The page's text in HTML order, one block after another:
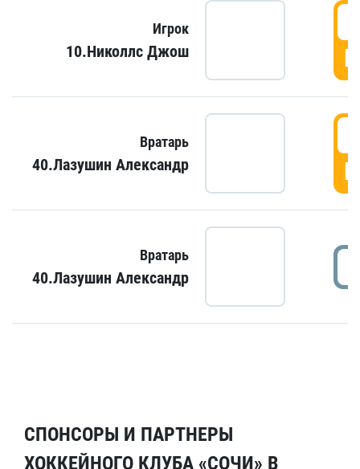
Игрок
10.Николлс Джош
Вратарь
40.Лазушин Александр
Вратарь
40.Лазушин Александр
СПОНСОРЫ И ПАРТНЕРЫ
ХОККЕЙНОГО КЛУБА «СОЧИ» В